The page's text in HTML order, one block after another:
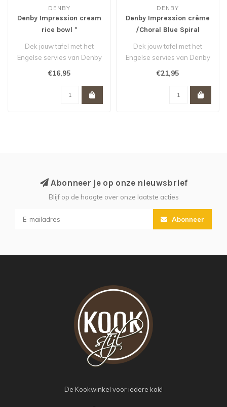
DENBY
Denby Impression cream
rice bowl *
Dek jouw tafel met het
Engelse servies van Denby
€16,95
DENBY
Denby Impression crème
/Choral Blue Spiral
Dek jouw tafel met het
Engelse servies van Denby
€21,95
Abonneer je op onze nieuwsbrief
Blijf op de hoogte over onze laatste acties
Abonneer
De Kookwinkel voor iedere kok!